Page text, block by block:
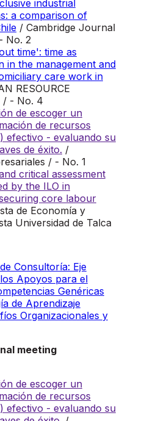
industrial
a comparison of
/ Cambridge Journal
No. 2
time': time as
in the management and
care work in
RESOURCE
/ - No. 4
de escoger un
de recursos
efectivo - evaluando su
de éxito. /
/ - No. 1
critical assessment
by the ILO in
core labour
de Economía y
Universidad de Talca
Consultoría: Eje
Apoyos para el
Genéricas
de Aprendizaje
Organizacionales y
meeting
de escoger un
de recursos
efectivo - evaluando su